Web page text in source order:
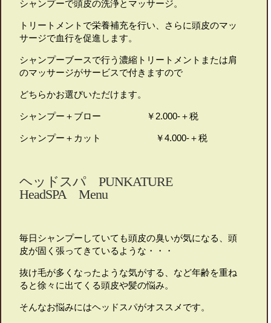
シャンプーで頭皮の洗浄とマッサージ。
トリートメントで栄養補充を行い、さらに頭皮のマッ
サージで血行を促進します。
シャンプーブースで行う濃縮トリートメントまたは肩
のマッサージがサービスで付きますので
どちらかお選びいただけます。
シャンプー＋ブロー ￥2.000-＋税
シャンプー＋カット ￥4.000-＋税
ヘッドスパ PUNKATURE
HeadSPA Menu
毎日シャンプーしていても頭皮の臭いが気になる、頭
皮が固く張ってきているような・・・
抜け毛が多くなったような気がする、など年齢を重ね
ると徐々に出てくる頭皮や髪の悩み。
そんなお悩みにはヘッドスパがオススメです。